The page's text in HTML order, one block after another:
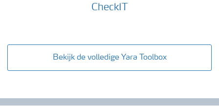
CheckIT
Bekijk de volledige Yara Toolbox